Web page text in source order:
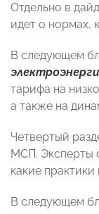
Отдельно в
идет о нормах,
В следующем
тарифа на
а также на
Четвертый
МСП. Эксперты
какие
В следующем